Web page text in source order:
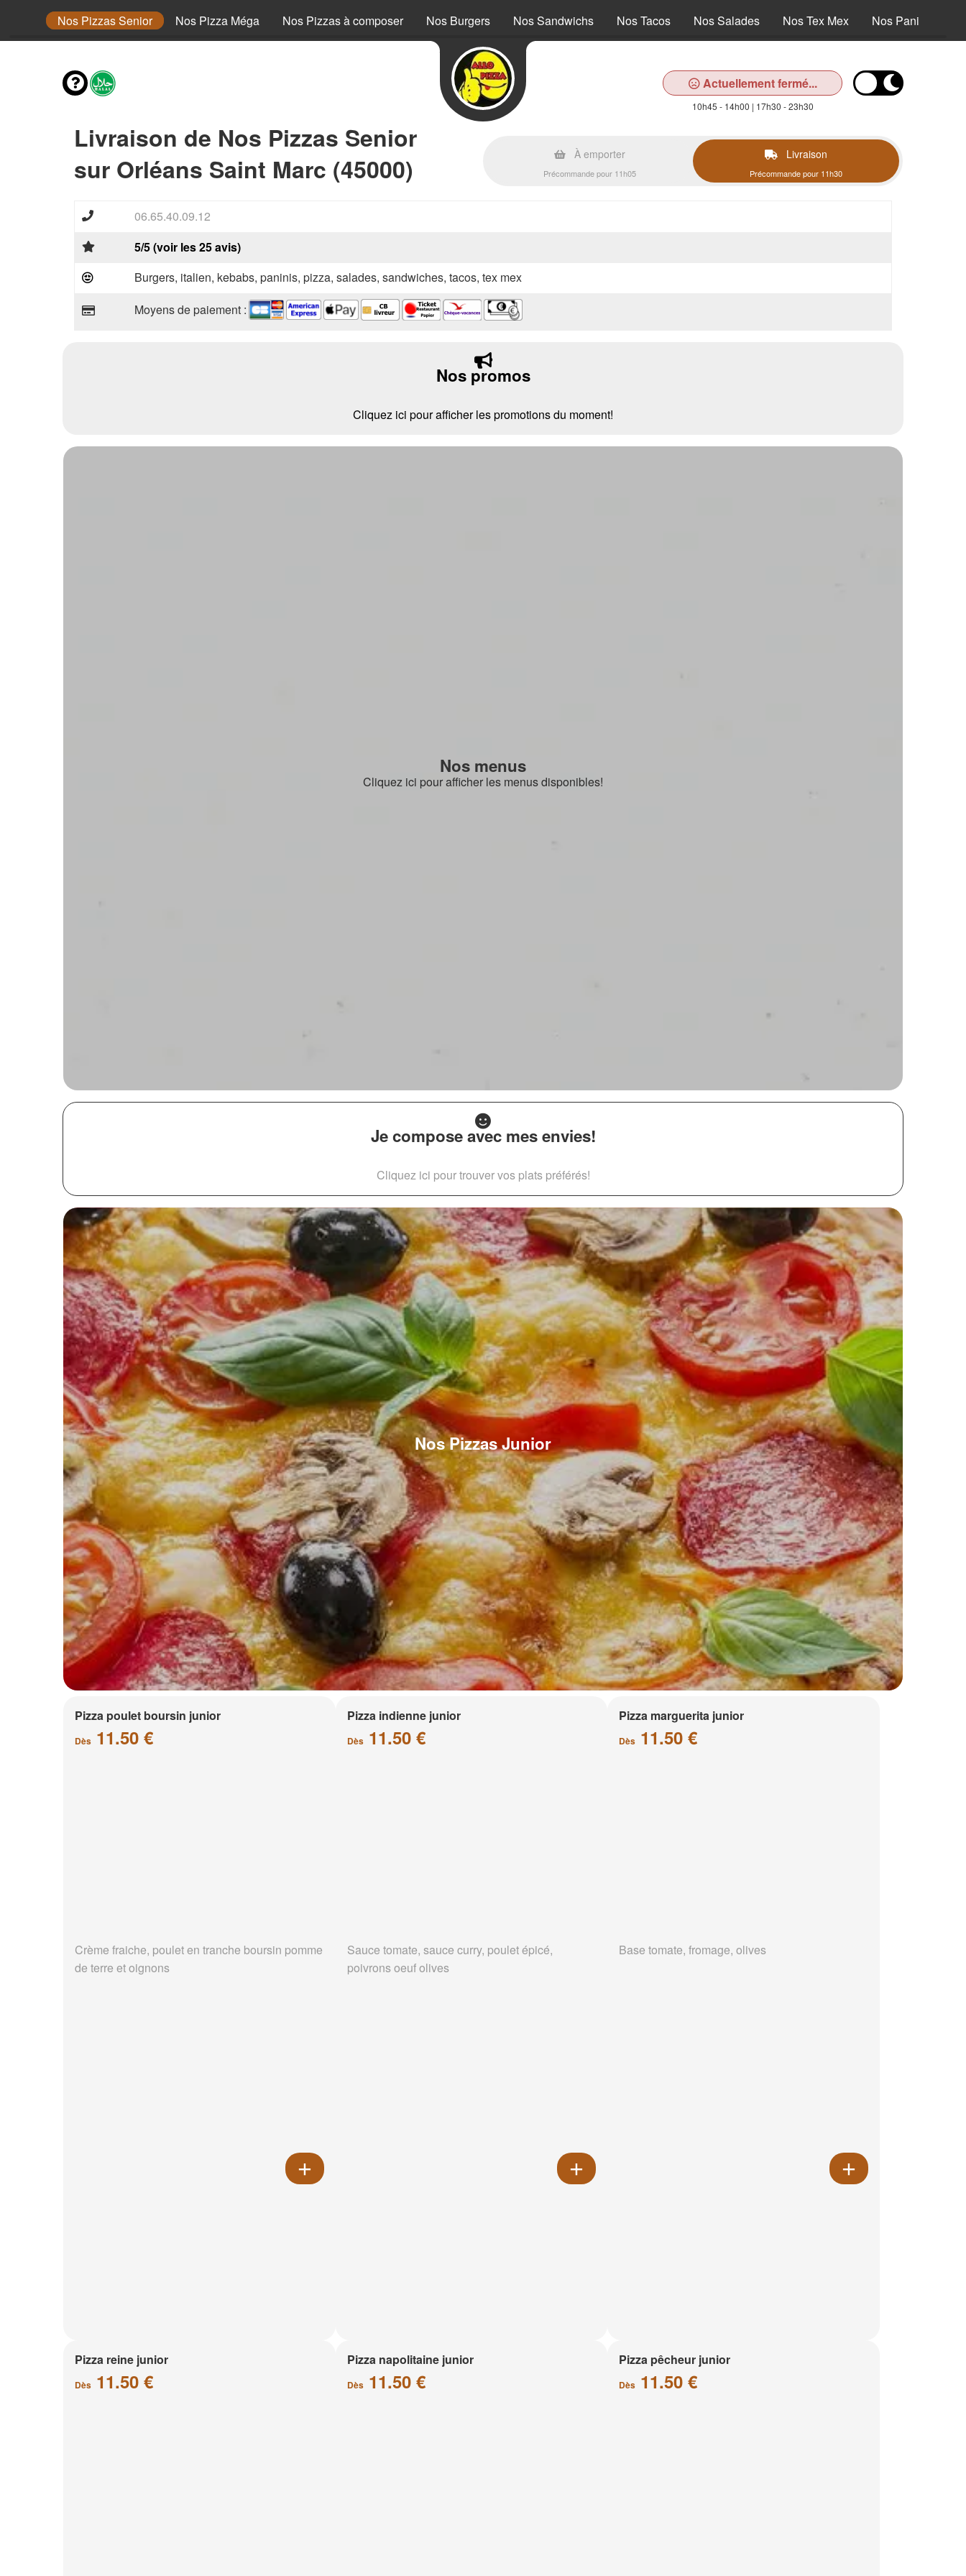
Nos Pizzas Senior Nos Pizza Méga Nos Pizzas à composer Nos Burgers Nos Sandwichs Nos Tacos Nos Salades Nos Tex Mex Nos Paninis
Actuellement fermé...
10h45 - 14h00 | 17h30 - 23h30
Livraison de Nos Pizzas Senior
sur Orléans Saint Marc (45000)
À emporter
Précommande pour 11h05
Livraison
Précommande pour 11h30
06.65.40.09.12
5/5 (voir les 25 avis)
Burgers, italien, kebabs, paninis, pizza, salades, sandwiches, tacos, tex mex
Moyens de paiement :
Nos promos
Cliquez ici pour afficher les promotions du moment!
Nos menus
Cliquez ici pour afficher les menus disponibles!
Je compose avec mes envies!
Cliquez ici pour trouver vos plats préférés!
Nos Pizzas Junior
Pizza poulet boursin junior
Dès 11.50 €
Crème fraiche, poulet en tranche boursin pomme
de terre et oignons
Pizza indienne junior
Dès11.50 €
Sauce tomate, sauce curry, poulet épicé,
poivrons oeuf olives
Pizza marguerita junior
Dès 11.50 €
Base tomate, fromage, olives
Pizza reine junior
Dès 11.50 €
Pizza napolitaine junior
Dès11.50 €
Pizza pêcheur junior
Dès 11.50 €